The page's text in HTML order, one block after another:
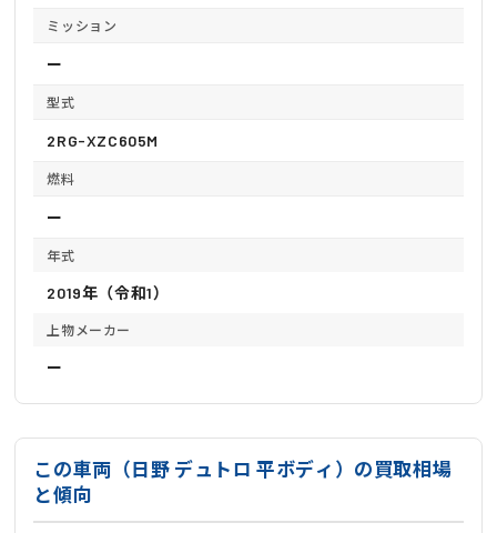
ミッション
ー
型式
2RG-XZC605M
燃料
ー
年式
2019年（令和1）
上物メーカー
ー
この車両（日野 デュトロ 平ボディ）の買取相場
と傾向